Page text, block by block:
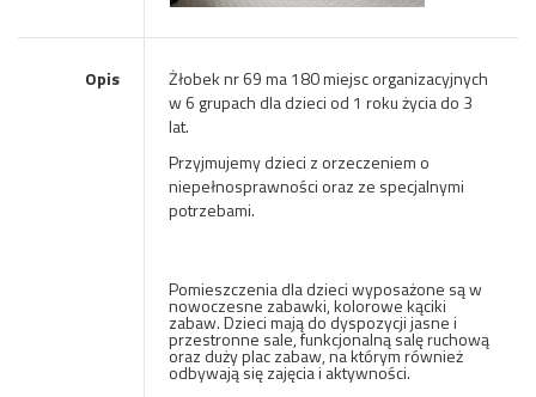
Opis
Żłobek nr 69 ma 180 miejsc organizacyjnych
w 6 grupach dla dzieci od 1 roku życia do 3
lat.
Przyjmujemy dzieci z orzeczeniem o
niepełnosprawności oraz ze specjalnymi
potrzebami.
Pomieszczenia dla dzieci wyposażone są w
nowoczesne zabawki, kolorowe kąciki
zabaw. Dzieci mają do dyspozycji jasne i
przestronne sale, funkcjonalną salę ruchową
oraz duży plac zabaw, na którym również
odbywają się zajęcia i aktywności.